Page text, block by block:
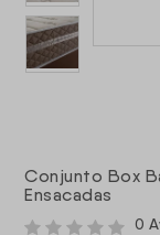
Conjunto Box
Ensacadas
0